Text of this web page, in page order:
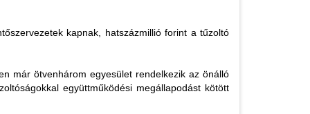
kapnak, hatszázmillió forint a tűzoltó
már ötvenhárom egyesület rendelkezik az önálló
együttműködési megállapodást kötött